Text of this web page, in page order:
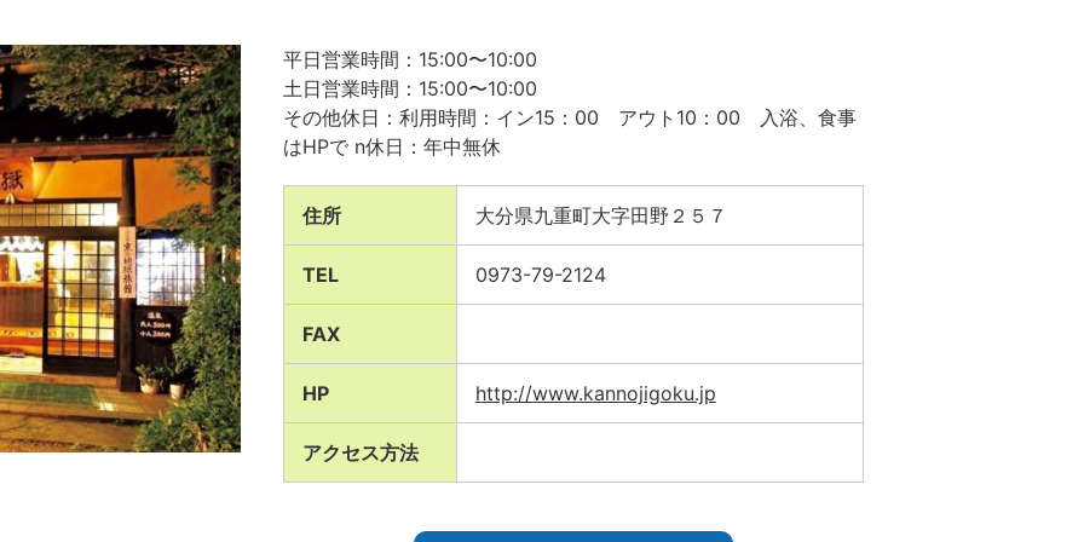
平日営業時間：15:00〜10:00
土日営業時間：15:00〜10:00
その他休日：利用時間：イン15：00 アウト10：00 入浴、食事
はHPで n休日：年中無休
住所 大分県九重町大字田野２５７
TEL 0973-79-2124
FAX
HP http://www.kannojigoku.jp
アクセス方法